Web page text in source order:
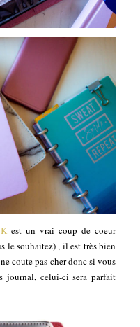
est un vrai coup de coeur
le souhaitez) , il est très bien
coute pas cher donc si vous
journal, celui-ci sera parfait